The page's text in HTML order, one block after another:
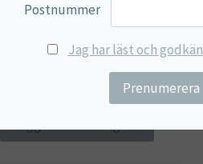
Bio Iron Complex – Järn med
B12 & Lysin – Lamberts
Postnummer
Jag har läst och